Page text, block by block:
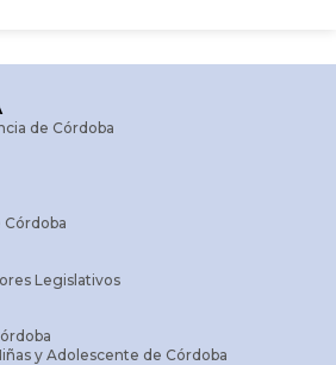
de Córdoba
Legislativos
y Adolescente de Córdoba